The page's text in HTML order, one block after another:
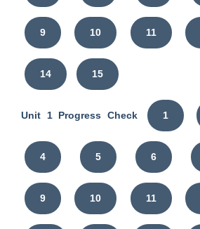
9 10 11
14 15
Unit 1 Progress Check 1
4 5 6
9 10 11